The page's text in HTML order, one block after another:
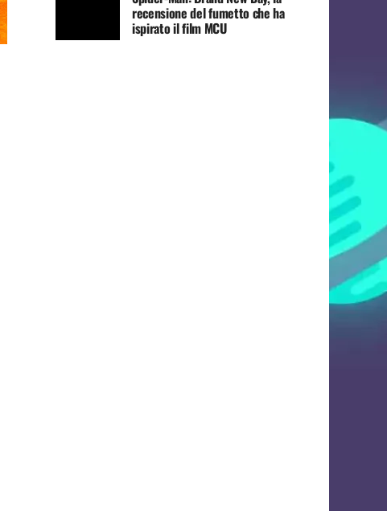
recensione del fumetto che ha
ispirato il film MCU